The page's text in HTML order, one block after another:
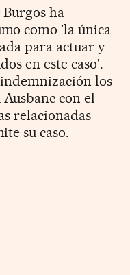
ha
como 'la única
para actuar y
en este caso'.
los
con el
relacionadas
su caso.